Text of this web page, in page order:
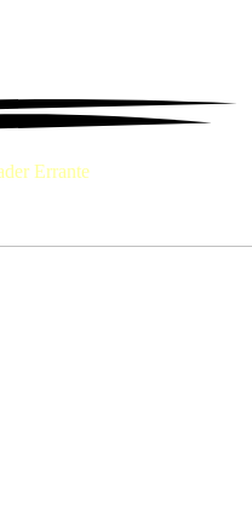
Errante